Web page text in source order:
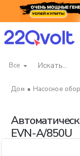
Все
Искать...
EVN-A/850U
Насосное